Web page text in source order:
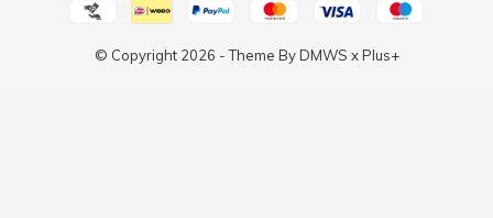
© Copyright 2026 - Theme ByDMWS xPlus+